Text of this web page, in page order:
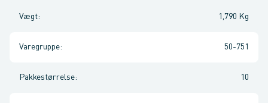
Vægt: 1,790 Kg
Varegruppe: 50-751
Pakkestørrelse: 10